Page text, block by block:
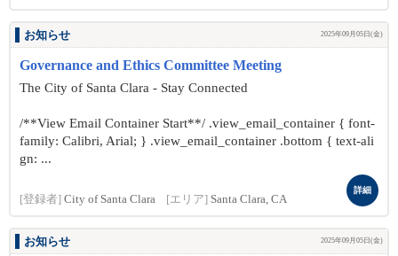
お知らせ 2025年09月05日(金)
Governance and Ethics Committee Meeting
The City of Santa Clara - Stay Connected
/**View Email Container Start**/ .view_email_container { font-
family: Calibri, Arial; } .view_email_container .bottom { text-ali
gn: ...
[登録者] City of Santa Clara [エリア] Santa Clara, CA
詳細
お知らせ 2025年09月05日(金)